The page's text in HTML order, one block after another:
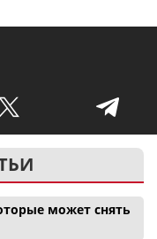
может снять